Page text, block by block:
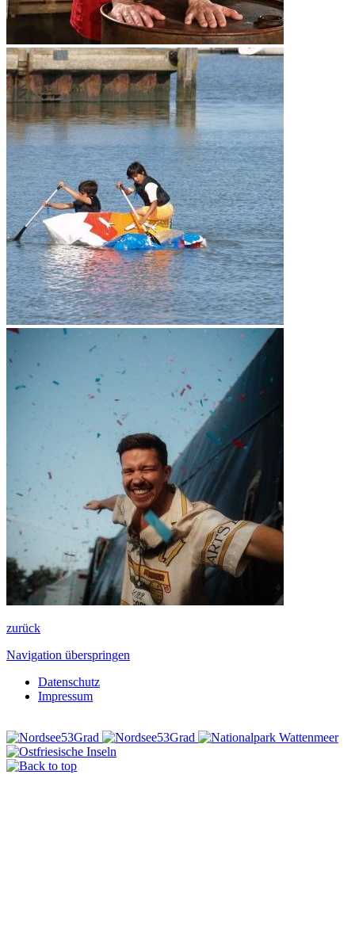
zurück
Navigation überspringen
Datenschutz
Impressum